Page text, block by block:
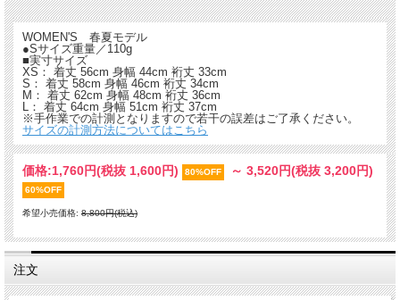
WOMEN'S 春夏モデル
●Sサイズ重量／110g
■実寸サイズ
XS： 着丈 56cm 身幅 44cm 裄丈 33cm
S： 着丈 58cm 身幅 46cm 裄丈 34cm
M： 着丈 62cm 身幅 48cm 裄丈 36cm
L： 着丈 64cm 身幅 51cm 裄丈 37cm
※手作業での計測となりますので若干の誤差はご了承ください。
サイズの計測方法についてはこちら
価格:1,760円(税抜 1,600円) 80%OFF ～ 3,520円(税抜 3,200円)
60%OFF
希望小売価格: 8,800円(税込)
注文